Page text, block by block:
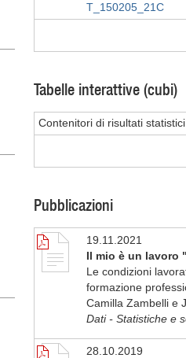
T_150205_21C
Tabelle interattive (cubi)
Contenitori di risultati
Pubblicazioni
19.11.2021
Il mio è un lavoro
Le condizioni
formazione
Camilla Zambelli e
Dati - Statistiche e
28.10.2019